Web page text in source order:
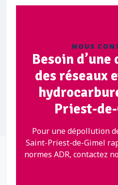
NOUS
Besoin
des réseaux
Priest-
Pour une dépollution
Saint-Priest-de-Gimel
normes ADR, contactez